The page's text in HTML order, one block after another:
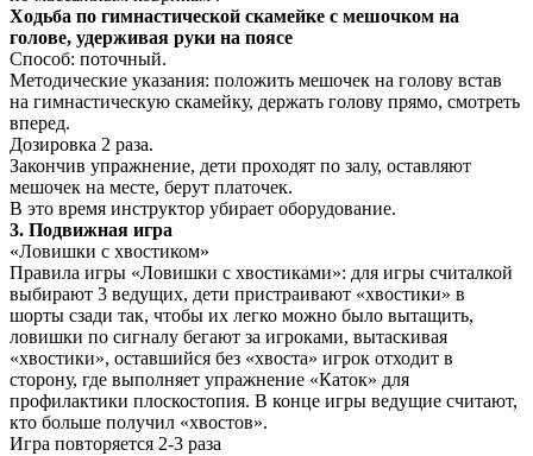
Ходьба по гимнастической скамейке с мешочком на
голове, удерживая руки на поясе
Способ: поточный.
Методические указания: положить мешочек на голову встав
на гимнастическую скамейку, держать голову прямо, смотреть
вперед.
Дозировка 2 раза.
Закончив упражнение, дети проходят по залу, оставляют
мешочек на месте, берут платочек.
В это время инструктор убирает оборудование.
3. Подвижная игра
«Ловишки с хвостиком»
Правила игры «Ловишки с хвостиками»: для игры считалкой
выбирают 3 ведущих, дети пристраивают «хвостики» в
шорты сзади так, чтобы их легко можно было вытащить,
ловишки по сигналу бегают за игроками, вытаскивая
«хвостики», оставшийся без «хвоста» игрок отходит в
сторону, где выполняет упражнение «Каток» для
профилактики плоскостопия. В конце игры ведущие считают,
кто больше получил «хвостов».
Игра повторяется 2-3 раза